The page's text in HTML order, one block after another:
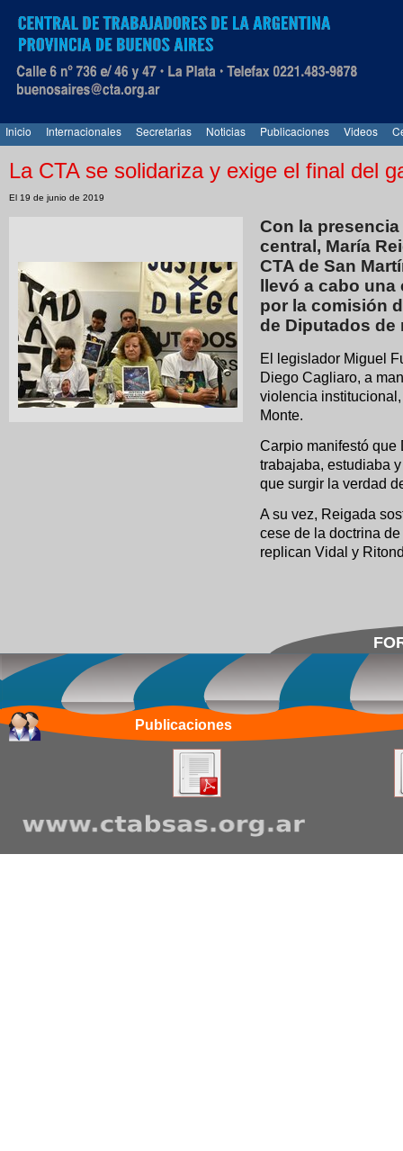
Inicio Internacionales Secretarias Noticias Publicaciones Videos
La CTA se solidariza y exige el final del
El 19 de junio de 2019
Con la
central, María
CTA de San
llevó a cabo
por la comisión
de Diputados
El legislador Miguel
Diego Cagliaro, a
violencia
Monte.
Carpio manifestó que
trabajaba, estudiaba
que surgir la verdad
A su vez, Reigada
cese de la doctrina
replican Vidal y
Publicaciones